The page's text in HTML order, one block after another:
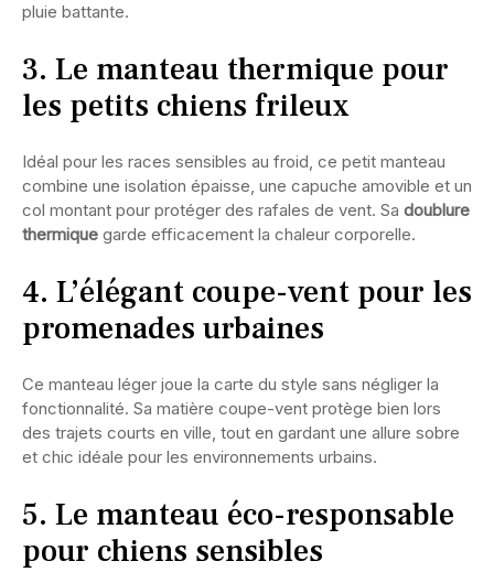
pluie battante.
3. Le manteau thermique pour
les petits chiens frileux
Idéal pour les races sensibles au froid, ce petit manteau
combine une isolation épaisse, une capuche amovible et un
col montant pour protéger des rafales de vent. Sa doublure
thermique garde efficacement la chaleur corporelle.
4. L’élégant coupe-vent pour les
promenades urbaines
Ce manteau léger joue la carte du style sans négliger la
fonctionnalité. Sa matière coupe-vent protège bien lors
des trajets courts en ville, tout en gardant une allure sobre
et chic idéale pour les environnements urbains.
5. Le manteau éco-responsable
pour chiens sensibles